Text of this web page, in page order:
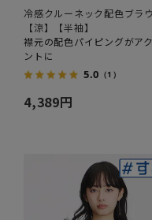
冷感クルーネック配色ブラ
【涼】【半袖】
襟元の配色パイピングがア
ントに
5.0 （1）
4,389円